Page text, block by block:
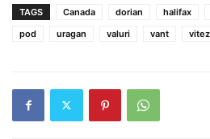
TAGS Canada dorian halifax
pod
uragan valuri vant